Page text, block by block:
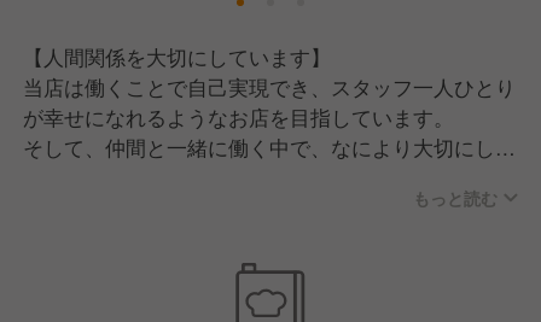
【人間関係を大切にしています】
当店は働くことで自己実現でき、スタッフ一人ひとり
が幸せになれるようなお店を目指しています。
そして、仲間と一緒に働く中で、なにより大切にして
当たり前のことかもしれませんが、しっかり心がける
もっと読む